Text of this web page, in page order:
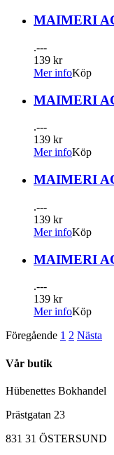
MAIMERI
.---
139 kr
Mer infoKöp
MAIMERI
.---
139 kr
Mer infoKöp
MAIMERI
.---
139 kr
Mer infoKöp
MAIMERI
.---
139 kr
Mer infoKöp
Föregående 1 2 Nästa
Vår butik
Hübenettes Bokhandel
Prästgatan 23
831 31 ÖSTERSUND